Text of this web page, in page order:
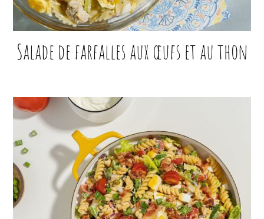
Salade de farfalles aux œufs et au thon